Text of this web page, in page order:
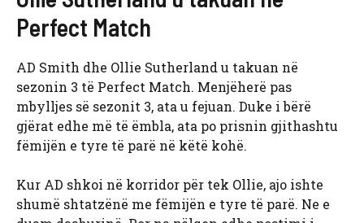
Perfect Match
AD Smith dhe Ollie Sutherland u takuan në
sezonin 3 të Perfect Match. Menjëherë pas
mbylljes së sezonit 3, ata u fejuan. Duke i bërë
gjërat edhe më të ëmbla, ata po prisnin gjithashtu
fëmijën e tyre të parë në këtë kohë.
Kur AD shkoi në korridor për tek Ollie, ajo ishte
shumë shtatzënë me fëmijën e tyre të parë. Ne e